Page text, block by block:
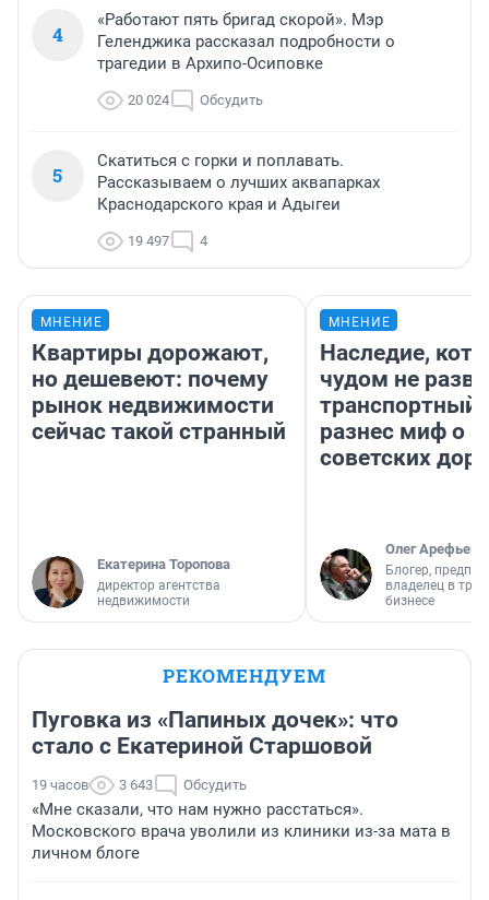
4
«Работают пять бригад скорой». Мэр
Геленджика рассказал подробности о
трагедии в Архипо-Осиповке
20 024 Обсудить
5
Скатиться с горки и поплавать.
Рассказываем о лучших аквапарках
Краснодарского края и Адыгеи
19 497 4
МНЕНИЕ
Квартиры дорожают,
но дешевеют: почему
рынок недвижимости
сейчас такой странный
Екатерина Торопова
директор агентства
недвижимости
МНЕНИЕ
Наследие,
чудом не
транспортный
разнес миф о
советских
Олег Арефьев
Блогер,
владелец в
бизнесе
РЕКОМЕНДУЕМ
Пуговка из «Папиных дочек»: что
стало с Екатериной Старшовой
19 часов 3 643 Обсудить
«Мне сказали, что нам нужно расстаться».
Московского врача уволили из клиники из-за мата в
личном блоге